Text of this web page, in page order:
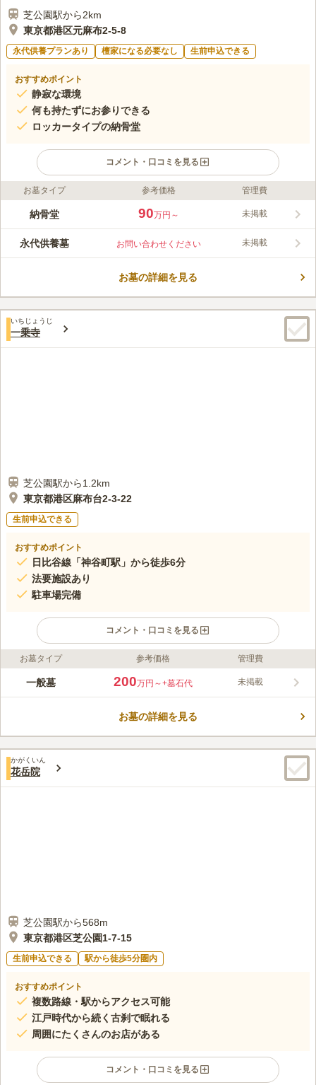
芝公園駅から2km
東京都港区元麻布2-5-8
永代供養プランあり 檀家になる必要なし 生前申込できる
おすすめポイント
静寂な環境
何も持たずにお参りできる
ロッカータイプの納骨堂
コメント・口コミを見る
ライフドット編集部のコメント
六本木ヒルズからも近い場所に位置する、アクセスが抜群に良い
骨堂と屋外納骨堂があり、個人墓（一人用）・夫婦墓（二人
用）・大家族墓（六人用）の3タイプからお選びいただけます。
参りすることができます。
みんなの評価
3.1 口コミ2件
30代男性
最寄りの駅とお墓の間に店屋があり、お墓参りの前にお花やろう
そくなどの、お供え物を購入することができますので、大変に便利である
と思っていますので、喜んでいます。
お墓タイプ 参考価格 管理費
納骨堂 90万円～ 未掲載
永代供養墓 お問い合わせください 未掲載
お墓の詳細を見る
いちじょうじ
一乗寺
芝公園駅から1.2km
東京都港区麻布台2-3-22
生前申込できる
おすすめポイント
日比谷線「神谷町駅」から徒歩6分
法要施設あり
駐車場完備
コメント・口コミを見る
ライフドット編集部のコメント
最寄りの日比谷線「神谷町駅」から徒歩6分、「赤羽橋駅」、
様々な施設が完備されています。総けやき造りの本堂、庫裡は昭
口コミ評価
この霊園はまだ誰からも評価されていません。
お墓タイプ 参考価格 管理費
一般墓 200万円～+墓石代 未掲載
お墓の詳細を見る
かがくいん
花岳院
芝公園駅から568m
東京都港区芝公園1-7-15
生前申込できる 駅から徒歩5分圏内
おすすめポイント
複数路線・駅からアクセス可能
江戸時代から続く古刹で眠れる
周囲にたくさんのお店がある
コメント・口コミを見る